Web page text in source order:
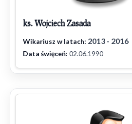
ks. Wojciech Zasada
Wikariusz w latach: 2013 - 2016
Data święceń: 02.06.1990